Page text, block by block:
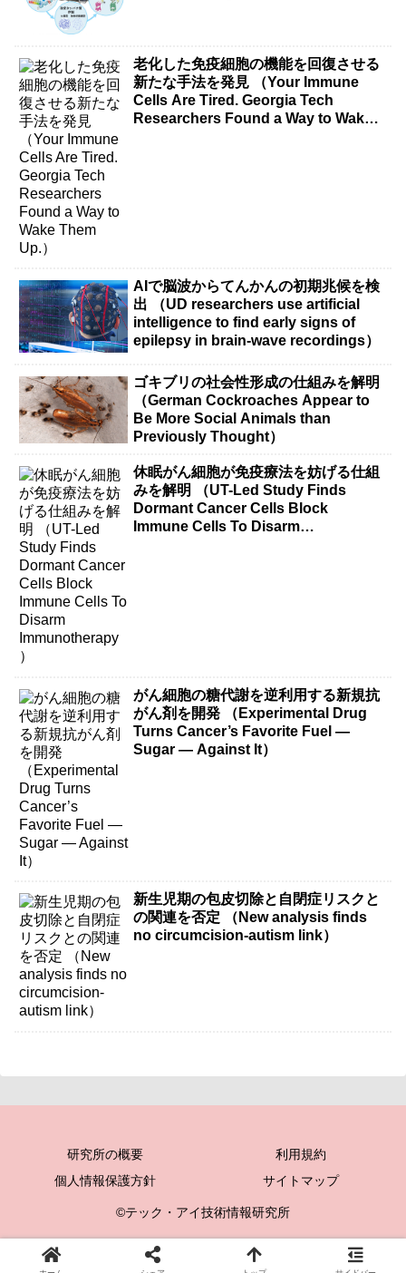
老化した免疫細胞の機能を回復させる
新たな手法を発見 （Your Immune
Cells Are Tired. Georgia Tech
Researchers Found a Way to Wake
AIで脳波からてんかんの初期兆候を検
出 （UD researchers use artificial
intelligence to find early signs of
epilepsy in brain-wave recordings）
ゴキブリの社会性形成の仕組みを解明
（German Cockroaches Appear to
Be More Social Animals than
Previously Thought）
休眠がん細胞が免疫療法を妨げる仕組
みを解明 （UT-Led Study Finds
Dormant Cancer Cells Block
Immune Cells To Disarm
がん細胞の糖代謝を逆利用する新規抗
がん剤を開発 （Experimental Drug
Turns Cancer’s Favorite Fuel —
Sugar — Against It）
新生児期の包皮切除と自閉症リスクと
の関連を否定 （New analysis finds
no circumcision-autism link）
研究所の概要
利用規約
個人情報保護方針
サイトマップ
©テック・アイ技術情報研究所